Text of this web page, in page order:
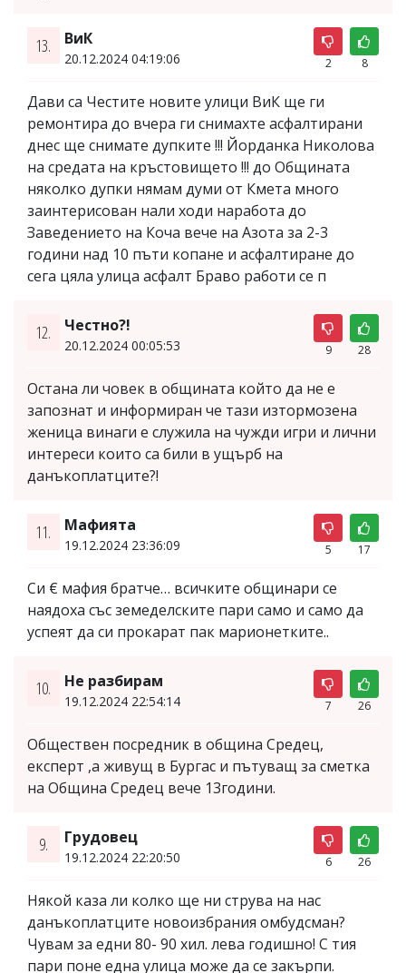
13. ВиК
20.12.2024 04:19:06 2 8
Дави са Честите новите улици ВиК ще ги
ремонтира до вчера ги снимахте асфалтирани
днес ще снимате дупките !!! Йорданка Николова
на средата на кръстовището !!! до Общината
няколко дупки нямам думи от Кмета много
заинтерисован нали ходи наработа до
Заведението на Коча вече на Азота за 2-3
години над 10 пъти копане и асфалтиране до
сега цяла улица асфалт Браво работи се п
12. Честно?!
20.12.2024 00:05:53 9 28
Остана ли човек в общината който да не е
запознат и информиран че тази изтормозена
женица винаги е служила на чужди игри и лични
интереси които са били в ущърб на
данъкоплатците?!
11. Мафията
19.12.2024 23:36:09 5 17
Си € мафия братче… всичките общинари се
наядоха със земеделските пари само и само да
успеят да си прокарат пак марионетките..
10. Не разбирам
19.12.2024 22:54:14 7 26
Обществен посредник в община Средец,
експерт ,а живущ в Бургас и пътуващ за сметка
на Община Средец вече 13години.
9. Грудовец
19.12.2024 22:20:50 6 26
Някой каза ли колко ще ни струва на нас
данъкоплатците новоизбрания омбудсман?
Чувам за едни 80- 90 хил. лева годишно! С тия
пари поне една улица може да се закърпи.